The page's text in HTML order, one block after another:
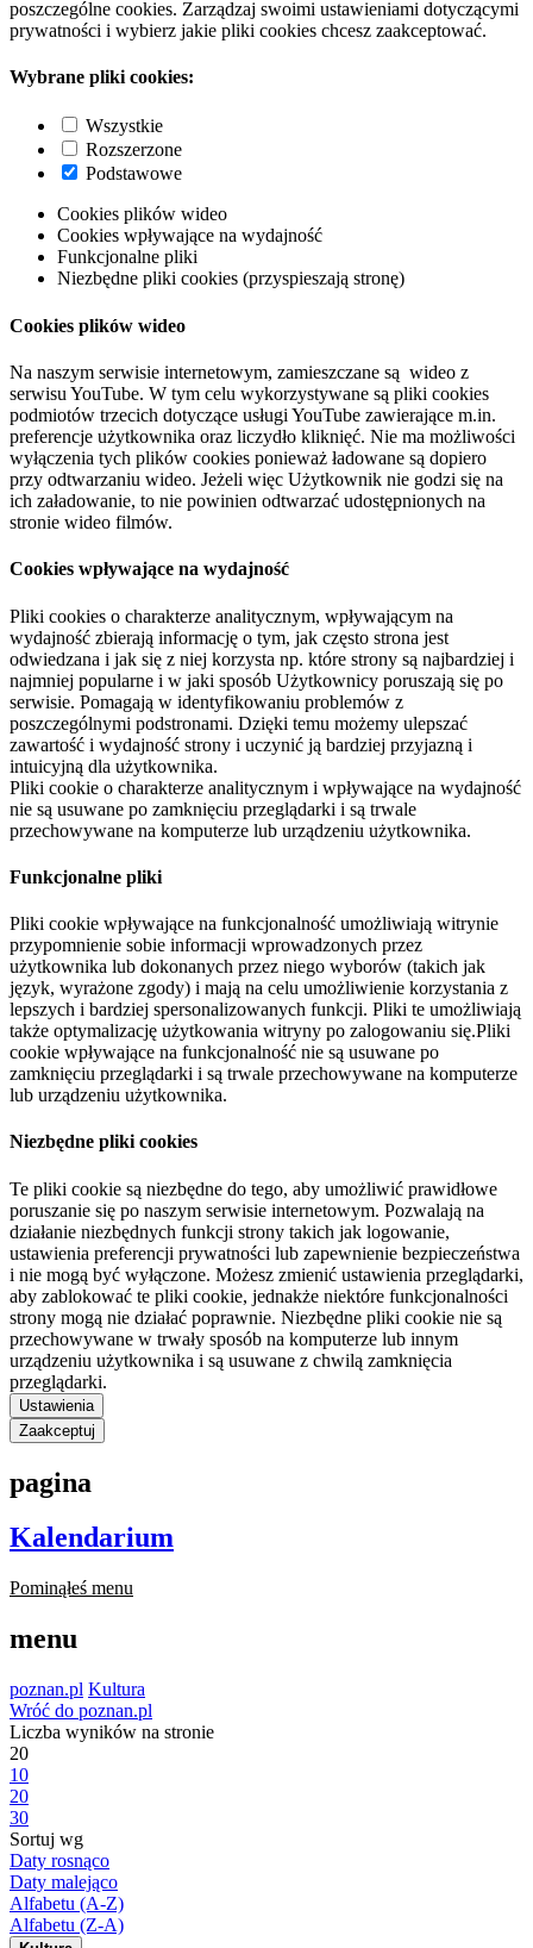
poszczególne cookies. Zarządzaj swoimi ustawieniami dotyczącymi
prywatności i wybierz jakie pliki cookies chcesz zaakceptować.
Wybrane pliki cookies:
Wszystkie
Rozszerzone
Podstawowe
Cookies plików wideo
Cookies wpływające na wydajność
Funkcjonalne pliki
Niezbędne pliki cookies (przyspieszają stronę)
Cookies plików wideo
Na naszym serwisie internetowym, zamieszczane są wideo z
serwisu YouTube. W tym celu wykorzystywane są pliki cookies
podmiotów trzecich dotyczące usługi YouTube zawierające m.in.
preferencje użytkownika oraz liczydło kliknięć. Nie ma możliwości
wyłączenia tych plików cookies ponieważ ładowane są dopiero
przy odtwarzaniu wideo. Jeżeli więc Użytkownik nie godzi się na
ich załadowanie, to nie powinien odtwarzać udostępnionych na
stronie wideo filmów.
Cookies wpływające na wydajność
Pliki cookies o charakterze analitycznym, wpływającym na
wydajność zbierają informację o tym, jak często strona jest
odwiedzana i jak się z niej korzysta np. które strony są najbardziej i
najmniej popularne i w jaki sposób Użytkownicy poruszają się po
serwisie. Pomagają w identyfikowaniu problemów z
poszczególnymi podstronami. Dzięki temu możemy ulepszać
zawartość i wydajność strony i uczynić ją bardziej przyjazną i
intuicyjną dla użytkownika.
Pliki cookie o charakterze analitycznym i wpływające na wydajność
nie są usuwane po zamknięciu przeglądarki i są trwale
przechowywane na komputerze lub urządzeniu użytkownika.
Funkcjonalne pliki
Pliki cookie wpływające na funkcjonalność umożliwiają witrynie
przypomnienie sobie informacji wprowadzonych przez
użytkownika lub dokonanych przez niego wyborów (takich jak
język, wyrażone zgody) i mają na celu umożliwienie korzystania z
lepszych i bardziej spersonalizowanych funkcji. Pliki te umożliwiają
także optymalizację użytkowania witryny po zalogowaniu się.Pliki
cookie wpływające na funkcjonalność nie są usuwane po
zamknięciu przeglądarki i są trwale przechowywane na komputerze
lub urządzeniu użytkownika.
Niezbędne pliki cookies
Te pliki cookie są niezbędne do tego, aby umożliwić prawidłowe
poruszanie się po naszym serwisie internetowym. Pozwalają na
działanie niezbędnych funkcji strony takich jak logowanie,
ustawienia preferencji prywatności lub zapewnienie bezpieczeństwa
i nie mogą być wyłączone. Możesz zmienić ustawienia przeglądarki,
aby zablokować te pliki cookie, jednakże niektóre funkcjonalności
strony mogą nie działać poprawnie. Niezbędne pliki cookie nie są
przechowywane w trwały sposób na komputerze lub innym
urządzeniu użytkownika i są usuwane z chwilą zamknięcia
przeglądarki.
Ustawienia
Zaakceptuj
pagina
Kalendarium
Pominąłeś menu
menu
poznan.pl Kultura
Wróć do poznan.pl
Liczba wyników na stronie
20
10
20
30
Sortuj wg
Daty rosnąco
Daty malejąco
Alfabetu (A-Z)
Alfabetu (Z-A)